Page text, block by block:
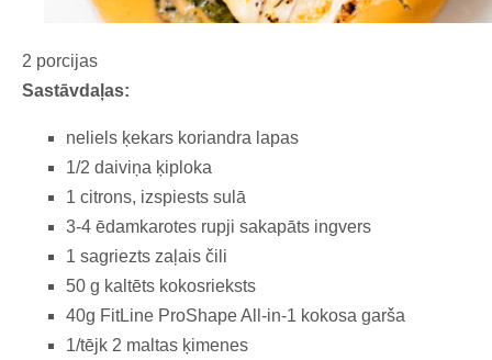
2 porcijas
Sastāvdaļas:
neliels ķekars koriandra lapas
1/2 daiviņa ķiploka
1 citrons, izspiests sulā
3-4 ēdamkarotes rupji sakapāts ingvers
1 sagriezts zaļais čili
50 g kaltēts kokosrieksts
40g FitLine ProShape All-in-1 kokosa garša
1/tējk 2 maltas ķimenes